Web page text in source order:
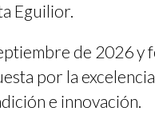
Eguilior.
de 2026 y
por la
e innovación.